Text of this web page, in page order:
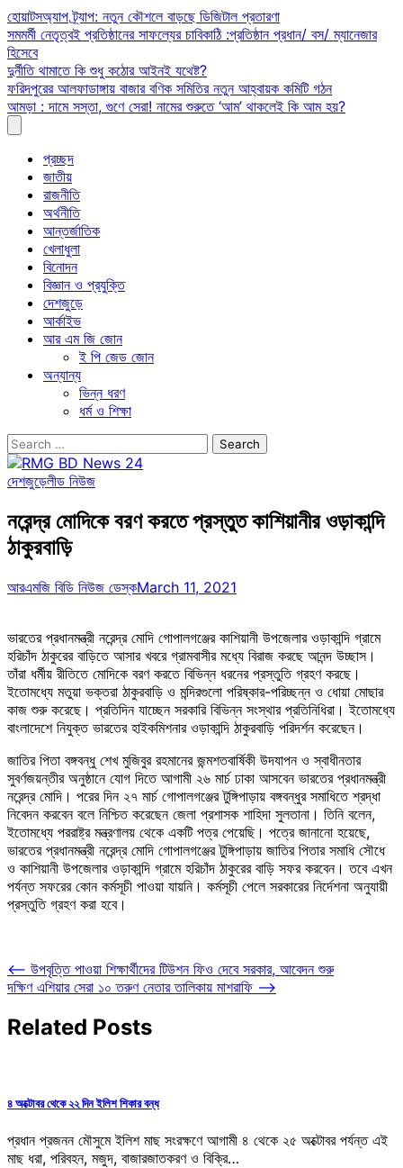
Skip
to
content
হোয়াটসঅ্যাপ ট্র্যাপ: নতুন কৌশলে বাড়ছে ডিজিটাল প্রতারণা
সমমর্মী নেতৃত্বই প্রতিষ্ঠানের সাফল্যের চাবিকাঠি :প্রতিষ্ঠান প্রধান/ বস/ ম্যানেজার
হিসেবে
দুর্নীতি থামাতে কি শুধু কঠোর আইনই যথেষ্ট?
ফরিদপুরের আলফাডাঙ্গায় বাজার বণিক সমিতির নতুন আহ্বায়ক কমিটি গঠন
আমড়া : দামে সস্তা, গুণে সেরা! নামের শুরুতে ‘আম’ থাকলেই কি আম হয়?
প্রচ্ছদ
জাতীয়
রাজনীতি
অর্থনীতি
আন্তর্জাতিক
খেলাধুলা
বিনোদন
বিজ্ঞান ও প্রযুক্তি
দেশজুড়ে
আর্কাইভ
আর এম জি জোন
ই পি জেড জোন
অন্যান্য
ভিন্ন ধরণ
ধর্ম ও শিক্ষা
Search
for:
দেশজুড়েলীড নিউজ
নরেন্দ্র মোদিকে বরণ করতে প্রস্তুত কাশিয়ানীর ওড়াকান্দি
ঠাকুরবাড়ি
আরএমজি বিডি নিউজ ডেস্কMarch 11, 2021
ভারতের প্রধানমন্ত্রী নরেন্দ্র মোদি গোপালগঞ্জের কাশিয়ানী উপজেলার ওড়াকান্দি গ্রামে
হরিচাঁদ ঠাকুরের বাড়িতে আসার খবরে গ্রামবাসীর মধ্যে বিরাজ করছে আনন্দ উচ্ছাস।
তাঁরা ধর্মীয় রীতিতে মোদিকে বরণ করতে বিভিন্ন ধরনের প্রস্তুতি গ্রহণ করছে।
ইতোমধ্যে মতুয়া ভক্তরা ঠাকুরবাড়ি ও মন্দিরগুলো পরিষ্কার-পরিচ্ছন্ন ও ধোয়া মোছার
কাজ শুরু করেছে। প্রতিদিন যাচ্ছেন সরকারি বিভিন্ন সংস্থার প্রতিনিধিরা। ইতোমধ্যে
বাংলাদেশে নিযুক্ত ভারতের হাইকমিশনার ওড়াকান্দি ঠাকুরবাড়ি পরিদর্শন করেছেন।
জাতির পিতা বঙ্গবন্ধু শেখ মুজিবুর রহমানের জন্মশতবার্ষিকী উদযাপন ও স্বাধীনতার
সুবর্ণজয়ন্তীর অনুষ্ঠানে যোগ দিতে আগামী ২৬ মার্চ ঢাকা আসবেন ভারতের প্রধানমন্ত্রী
নরেন্দ্র মোদি। পরের দিন ২৭ মার্চ গোপালগঞ্জের টুঙ্গিপাড়ায় বঙ্গবন্ধুর সমাধিতে শ্রদ্ধা
নিবেদন করবেন বলে নিশ্চিত করেছেন জেলা প্রশাসক শাহিদা সুলতানা। তিনি বলেন,
ইতোমধ্যে পররাষ্ট্র মন্ত্রণালয় থেকে একটি পত্র পেয়েছি। পত্রে জানানো হয়েছে,
ভারতের প্রধানমন্ত্রী নরেন্দ্র মোদি গোপালগঞ্জের টুঙ্গিপাড়ায় জাতির পিতার সমাধি সৌধে
ও কাশিয়ানী উপজেলার ওড়াকান্দি গ্রামে হরিচাঁদ ঠাকুরের বাড়ি সফর করবেন। তবে এখন
পর্যন্ত সফরের কোন কর্মসূচী পাওয়া যায়নি। কর্মসূচী পেলে সরকারের নির্দেশনা অনুযায়ী
প্রস্তুতি গ্রহণ করা হবে।
Post
navigation
⟵ উপবৃত্তি পাওয়া শিক্ষার্থীদের টিউশন ফিও দেবে সরকার, আবেদন শুরু
দক্ষিণ এশিয়ার সেরা ১০ তরুণ নেতার তালিকায় মাশরাফি ⟶
Related Posts
৪ অক্টোবর থেকে ২২ দিন ইলিশ শিকার বন্ধ
প্রধান প্রজনন মৌসুমে ইলিশ মাছ সংরক্ষণে আগামী ৪ থেকে ২৫ অক্টোবর পর্যন্ত এই
মাছ ধরা, পরিবহন, মজুদ, বাজারজাতকরণ ও বিক্রি…